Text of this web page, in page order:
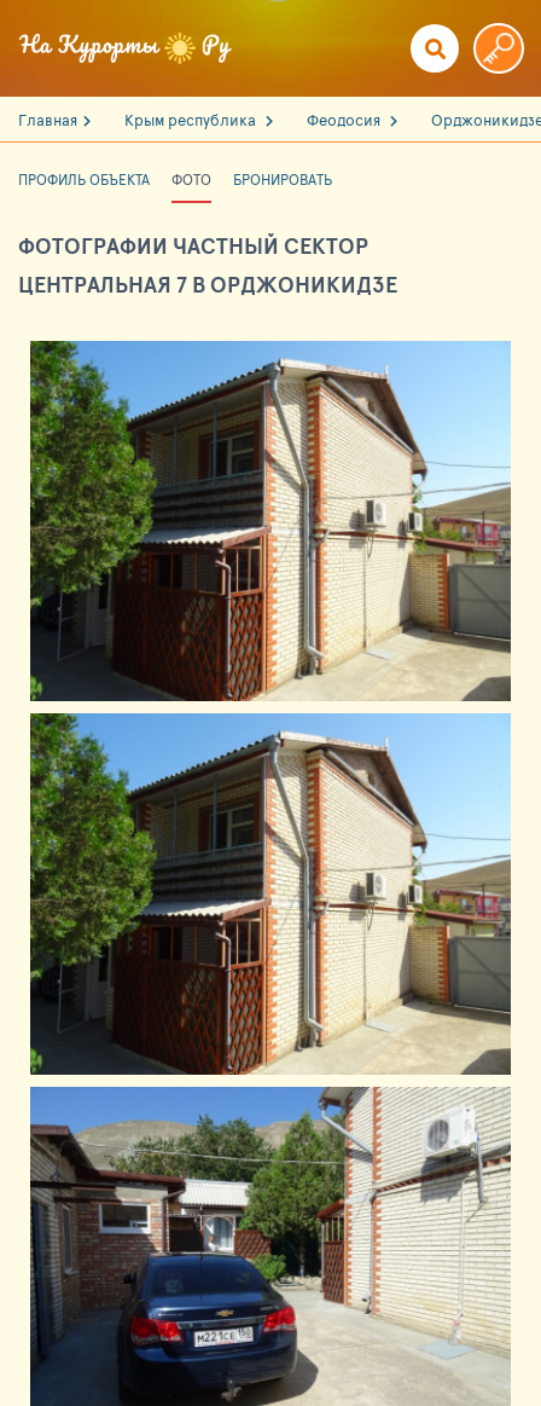
Главная Крым республика Феодосия
ПРОФИЛЬ ОБЪЕКТА ФОТО БРОНИРОВАТЬ
ФОТОГРАФИИ ЧАСТНЫЙ СЕКТОР
ЦЕНТРАЛЬНАЯ 7 В ОРДЖОНИКИДЗЕ